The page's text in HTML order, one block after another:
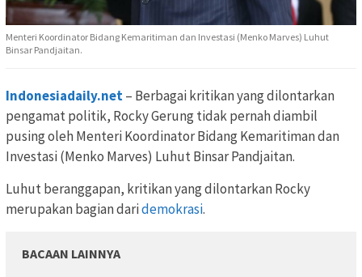
Menteri Koordinator Bidang Kemaritiman dan Investasi (Menko Marves) Luhut
Binsar Pandjaitan.
Indonesiadaily.net– Berbagai kritikan yang dilontarkan
pengamat politik, Rocky Gerung tidak pernah diambil
pusing oleh Menteri Koordinator Bidang Kemaritiman dan
Investasi (Menko Marves) Luhut Binsar Pandjaitan.
Luhut beranggapan, kritikan yang dilontarkan Rocky
merupakan bagian daridemokrasi.
BACAAN LAINNYA